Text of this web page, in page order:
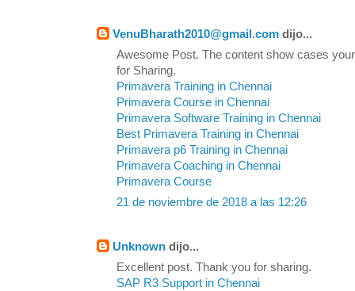
VenuBharath2010@gmail.com dijo...
Awesome Post. The content show cases
for Sharing.
Primavera Training in Chennai
Primavera Course in Chennai
Primavera Software Training in Chennai
Best Primavera Training in Chennai
Primavera p6 Training in Chennai
Primavera Coaching in Chennai
Primavera Course
21 de noviembre de 2018 a las 12:26
Unknown dijo...
Excellent post. Thank you for sharing.
SAP R3 Support in Chennai